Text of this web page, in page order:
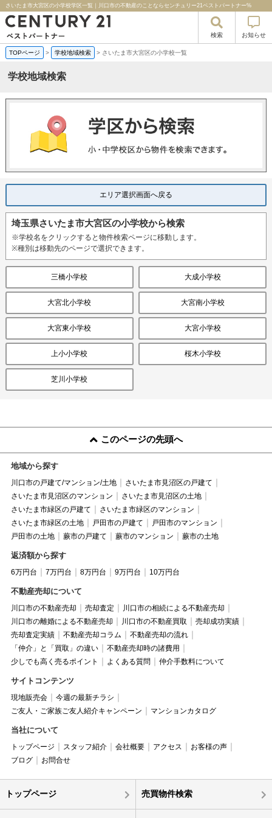
さいたま市大宮区の小学校学区一覧｜川口市の不動産のことならセンチュリー21ベストパートナー%
検索 お知らせ
TOPページ > 学校地域検索 > さいたま市大宮区の小学校一覧
学校地域検索
エリア選択画面へ戻る
埼玉県さいたま市大宮区の小学校から検索
※学校名をクリックすると物件検索ページに移動します。
※種別は移動先のページで選択できます。
三橋小学校 大成小学校
大宮北小学校 大宮南小学校
大宮東小学校 大宮小学校
上小小学校 桜木小学校
芝川小学校
このページの先頭へ
地域から探す
川口市の戸建て/マンション/土地
さいたま市見沼区の戸建て
さいたま市見沼区のマンション
さいたま市見沼区の土地
さいたま市緑区の戸建て
さいたま市緑区のマンション
さいたま市緑区の土地
戸田市の戸建て
戸田市のマンション
戸田市の土地
蕨市の戸建て 蕨市のマンション 蕨市の土地
返済額から探す
6万円台 7万円台 8万円台 9万円台 10万円台
不動産売却について
川口市の不動産売却 売却査定
川口市の相続による不動産売却
川口市の離婚による不動産売却
川口市の不動産買取
売却成功実績
売却査定実績
不動産売却コラム
不動産売却の流れ
「仲介」と「買取」の違い
不動産売却時の諸費用
少しでも高く売るポイント
よくある質問 仲介手数料について
サイトコンテンツ
現地販売会
今週の最新チラシ
ご友人・ご家族ご友人紹介キャンペーン
マンションカタログ
当社について
トップページ スタッフ紹介 会社概要 アクセス
お客様の声
ブログ
お問合せ
トップページ 売買物件検索